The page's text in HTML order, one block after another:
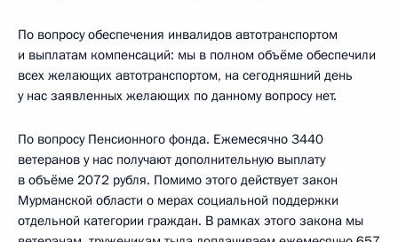
По вопросу обеспечения инвалидов автотранспортом
и выплатам компенсаций: мы в полном объёме обеспечили
всех желающих автотранспортом, на сегодняшний день
у нас заявленных желающих по данному вопросу нет.
По вопросу Пенсионного фонда. Ежемесячно 3440
ветеранов у нас получают дополнительную выплату
в объёме 2072 рубля. Помимо этого действует закон
Мурманской области о мерах социальной поддержки
отдельной категории граждан. В рамках этого закона мы